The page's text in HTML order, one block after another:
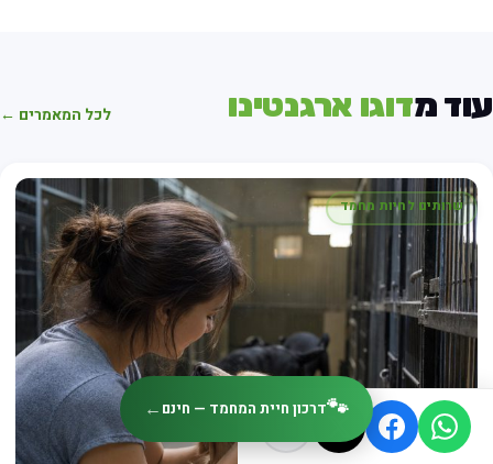
עוד מדוגו ארגנטינו לכל המאמרים ←
שרותים לחיות מחמד
🐾דרכון חיית המחמד — חינם ←